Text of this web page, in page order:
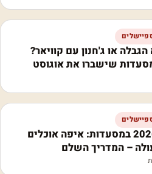
או ג'חנון עם קוויאר?
שישברו את אוגוסט
ט"ו באב 2026 במסעדות: איפה אוכלים
– המדריך השלם